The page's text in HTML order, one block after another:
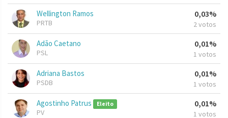
Wellington Ramos
PRTB
0,03%
2 votos
Adão Caetano
PSL
0,01%
1 votos
Adriana Bastos
PSDB
0,01%
1 votos
Agostinho Patrus Eleito
PV
0,01%
1 votos